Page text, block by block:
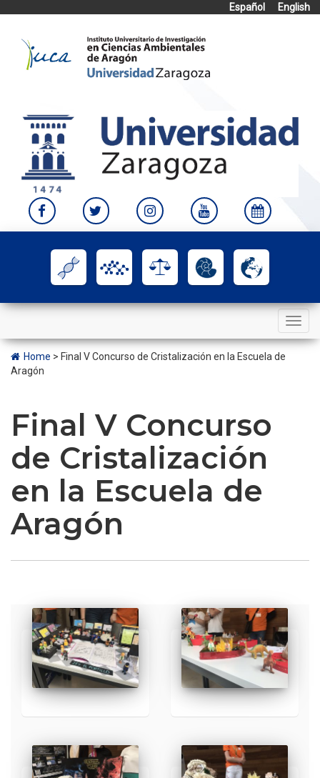
Español
English
content
Toggle
navigation
Home > Final V Concurso de Cristalización en la Escuela de
Aragón
Final V Concurso
de Cristalización
en la Escuela de
Aragón